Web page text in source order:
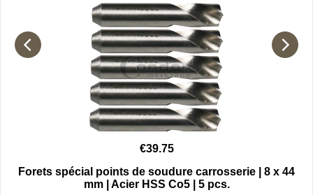
€39.75
Forets spécial points de soudure carrosserie | 8 x 44
mm | Acier HSS Co5 | 5 pcs.